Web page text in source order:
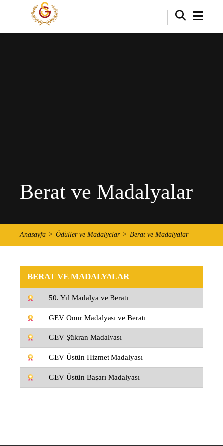
Berat ve Madalyalar
Anasayfa Ödüller ve Madalyalar Berat ve Madalyalar
BERAT VE MADALYALAR
50. Yıl Madalya ve Beratı
GEV Onur Madalyası ve Beratı
GEV Şükran Madalyası
GEV Üstün Hizmet Madalyası
GEV Üstün Başarı Madalyası